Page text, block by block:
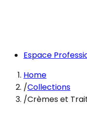
Espace
Home
/Collections
/Crèmes et